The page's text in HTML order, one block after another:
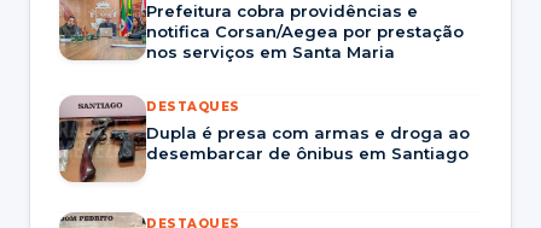
Prefeitura cobra providências e
notifica Corsan/Aegea por prestação
nos serviços em Santa Maria
DESTAQUES
Dupla é presa com armas e droga ao
desembarcar de ônibus em Santiago
DESTAQUES